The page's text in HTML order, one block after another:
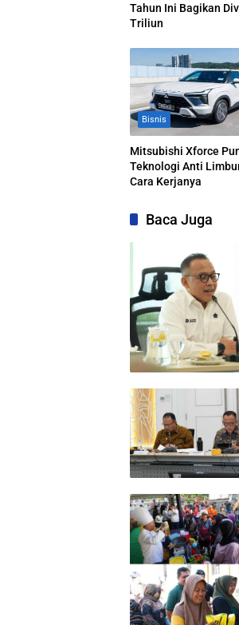
Tahun Ini Bagikan
Triliun
Bisnis
Mitsubishi Xforce
Teknologi Anti
Cara Kerjanya
Baca Juga